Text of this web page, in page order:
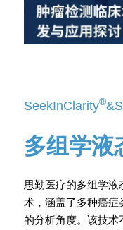
SeekInClarity®
多组学液
思勤医疗的多组学
术，涵盖了多种癌症
的分析角度。该技